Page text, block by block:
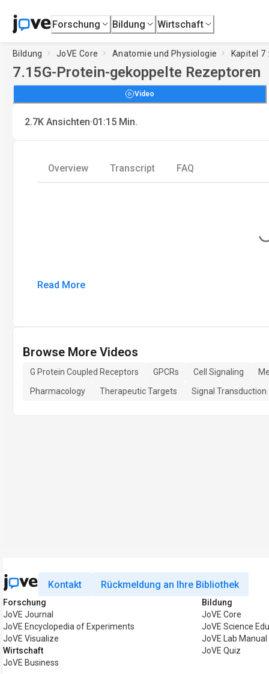
Forschung Bildung Wirtschaft
Bildung JoVE Core Anatomie und Physiologie Kapitel 7
7.15G-Protein-gekoppelte Rezeptoren
Video
2.7K Ansichten·01:15 Min.
Overview Transcript FAQ
Read More
Browse More Videos
G Protein Coupled Receptors GPCRs Cell Signaling
Pharmacology
Therapeutic Targets Signal Transduction
Kontakt Rückmeldung an Ihre Bibliothek
Forschung
JoVE Journal
JoVE Encyclopedia of Experiments
JoVE Visualize
Wirtschaft
JoVE Business
Bildung
JoVE Core
JoVE Science
JoVE Lab Manual
JoVE Quiz